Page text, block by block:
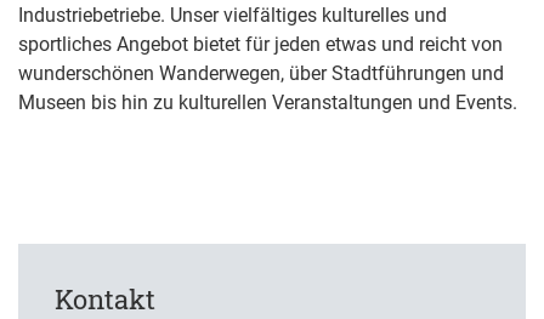
Industriebetriebe. Unser vielfältiges kulturelles und
sportliches Angebot bietet für jeden etwas und reicht von
wunderschönen Wanderwegen, über Stadtführungen und
Museen bis hin zu kulturellen Veranstaltungen und Events.
Kontakt